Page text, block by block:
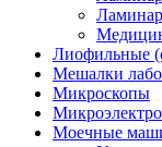
Лиофильные
Мешалки
Микроскопы
Моечные